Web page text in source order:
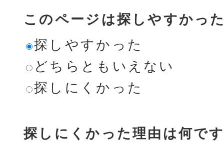
このページは探しやすかっ
探しやすかった
どちらともいえない
探しにくかった
探しにくかった理由は何で